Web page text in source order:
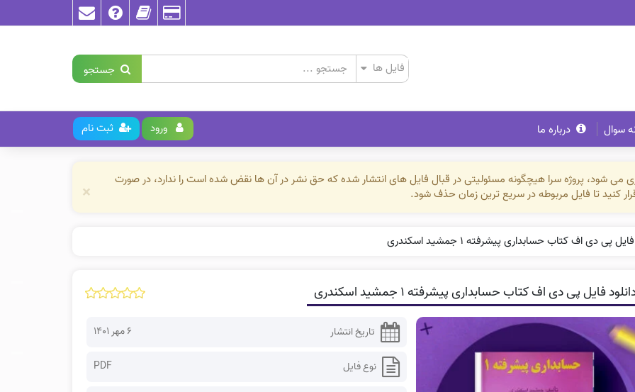
جستجو
سوال درباره ما ورود ثبت نام
می شود، پروژه سرا هیچگونه مسئولیتی در قبال فایل های انتشار شده که حق نشر در آن ها نقض شده است را ندارد، در صورت
کنید تا فایل مربوطه در سریع ترین زمان حذف شود.
×
پی دی اف کتاب حسابداری پیشرفته ۱ جمشید اسکندری
فایل پی دی اف کتاب حسابداری پیشرفته ۱ جمشید اسکندری
تاریخ انتشار ۶ مهر ۱۴۰۱
نوع فایل PDF